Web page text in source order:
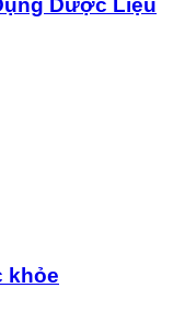
Dược Liệu
khỏe